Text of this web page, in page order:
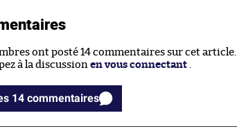
ont posté 14 commentaires sur cet article.
à la discussion en vous connectant .
Voir les 14 commentaires